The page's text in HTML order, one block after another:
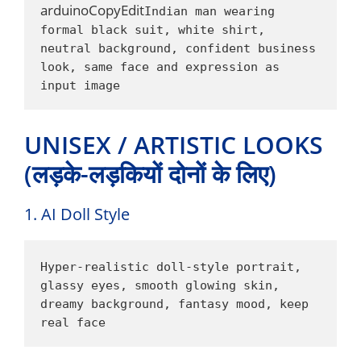
arduinoCopyEditIndian man wearing
formal black suit, white shirt,
neutral background, confident business
look, same face and expression as
input image
UNISEX / ARTISTIC LOOKS
(लड़के-लड़कियों दोनों के लिए)
1. AI Doll Style
Hyper-realistic doll-style portrait,
glassy eyes, smooth glowing skin,
dreamy background, fantasy mood, keep
real face